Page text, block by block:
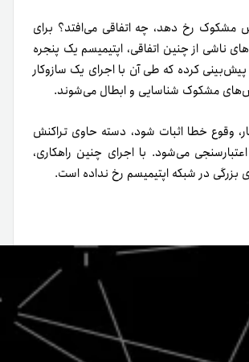
مشکوک رخ دهد، چه اتفاقی می‌افتد؟ برای
ناشی از چنین اتفاقی، اپتیمیسم یک پنجره
کرده که طی آن با اجرای یک سازوکار
مشکوک شناسایی و ابطال می‌شوند.
وقوع خطا اثبات شود، دسته حاوی تراکنش‌
می‌شود. با اجرای چنین راهکاری،
بزرگی در شبکه اپتیمیسم رخ نداده است.